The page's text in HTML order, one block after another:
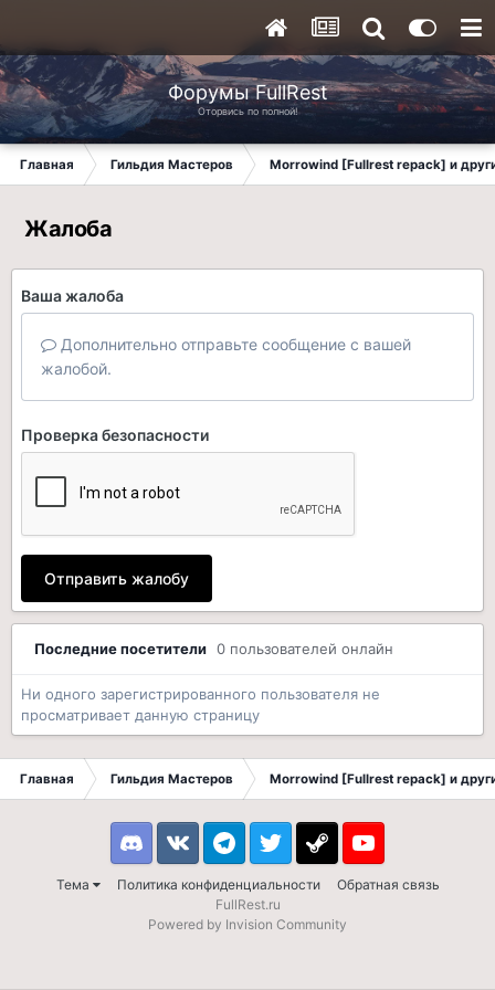
Форумы FullRest
Оторвись по полной!
Главная Гильдия Мастеров Morrowind [Fullrest repack] и
Жалоба
Ваша жалоба
Дополнительно отправьте сообщение с вашей
жалобой.
Проверка безопасности
Отправить жалобу
Последние посетители 0 пользователей онлайн
Ни одного зарегистрированного пользователя не
просматривает данную страницу
Главная Гильдия Мастеров Morrowind [Fullrest repack] и
Тема Политика конфиденциальности Обратная связь
DiscordVK TelegramTwitter Steam Youtube
FullRest.ru
Powered by Invision Community